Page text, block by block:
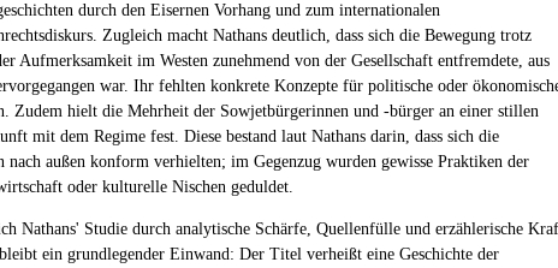
durch den Eisernen Vorhang und zum internationalen
Zugleich macht Nathans deutlich, dass sich die Bewegung trotz
Aufmerksamkeit im Westen zunehmend von der Gesellschaft entfremdete, aus
war. Ihr fehlten konkrete Konzepte für politische oder
Zudem hielt die Mehrheit der Sowjetbürgerinnen und -bürger an einer stillen
mit dem Regime fest. Diese bestand laut Nathans darin, dass sich die
nach außen konform verhielten; im Gegenzug wurden gewisse Praktiken der
oder kulturelle Nischen geduldet.
Nathans' Studie durch analytische Schärfe, Quellenfülle und erzählerische
ein grundlegender Einwand: Der Titel verheißt eine Geschichte der